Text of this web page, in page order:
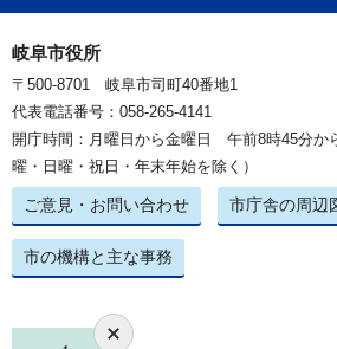
岐阜市役所
〒500-8701 岐阜市司町40番地1
代表電話番号：058-265-4141
開庁時間：月曜日から金曜日 午前8時45分か
曜・日曜・祝日・年末年始を除く）
ご意見・お問い合わせ 市庁舎の周辺
市の機構と主な事務